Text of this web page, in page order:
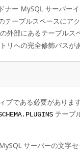
ー MySQL サーバー
テーブルスペースにア
外部にあるテーブルス
への完全修飾パスが
ブである必要がありま
テーブ
サーバーの文字